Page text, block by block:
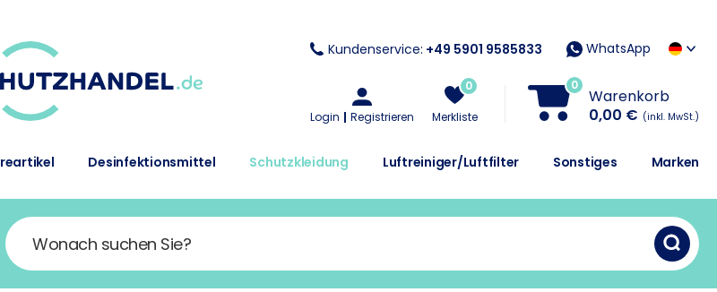
Kundenservice: +49 5901 9585833 WhatsApp
Login Registrieren
0
Merkliste
0
Warenkorb
0,00 € (inkl. MwSt.)
Desinfektionsmittel Schutzkleidung Luftreiniger/Luftfilter Sonstiges Marken